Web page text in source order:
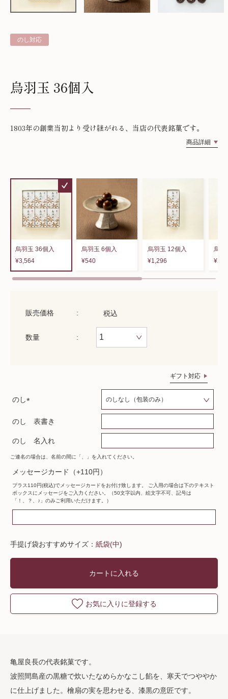
のし対応
烏羽玉 36個入
1803年の創業当初より受け継がれる、当店の代表銘菓です。
商品詳細
烏羽玉 36個入
¥3,564
烏羽玉 6個入
¥540
烏羽玉 12個入
¥1,296
烏羽
販売価格 税込
数量
ギフト対応
のし
のし 表書き
のし 名入れ
ご連名の場合は、名前の間に「、」を入れてください。
メッセージカード（+110円）
プラス110円(税込)でメッセージカードをお付け致します。 ご入用の場合は下のテキスト
ボックスにメッセージをご入力ください。（50文字以内、絵文字不可、記号は
「！、？、♪」のみご利用いただけます。）
手提げ袋おすすめサイズ： 紙袋(中)
カートに入れる
お気に入りに登録する
亀屋良長の代表銘菓です。
波照間島産の黒糖で炊いたなめらかなこし餡を、寒天でつややか
に仕上げました。檜扇の実を思わせる、漆黒の意匠です。